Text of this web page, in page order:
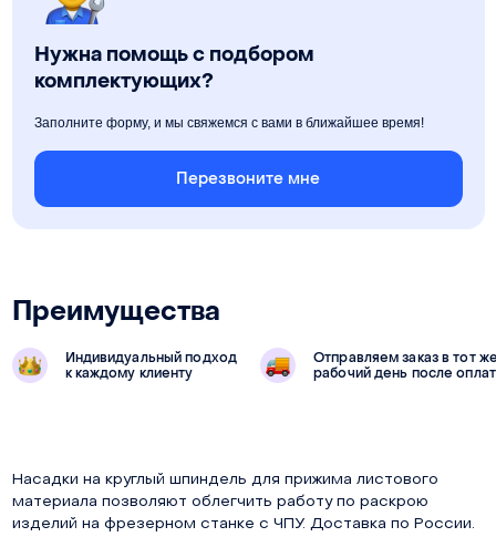
Нужна помощь с подбором
комплектующих?
Заполните форму, и мы свяжемся с вами в ближайшее время!
Перезвоните мне
Преимущества
Индивидуальный подход
к каждому клиенту
Отправляем заказ в тот
рабочий день после
Насадки на круглый шпиндель для прижима листового
материала позволяют облегчить работу по раскрою
изделий на фрезерном станке с ЧПУ. Доставка по России.